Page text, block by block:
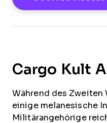
Cargo Kult
Während des
einige melanesische
Militärangehörige